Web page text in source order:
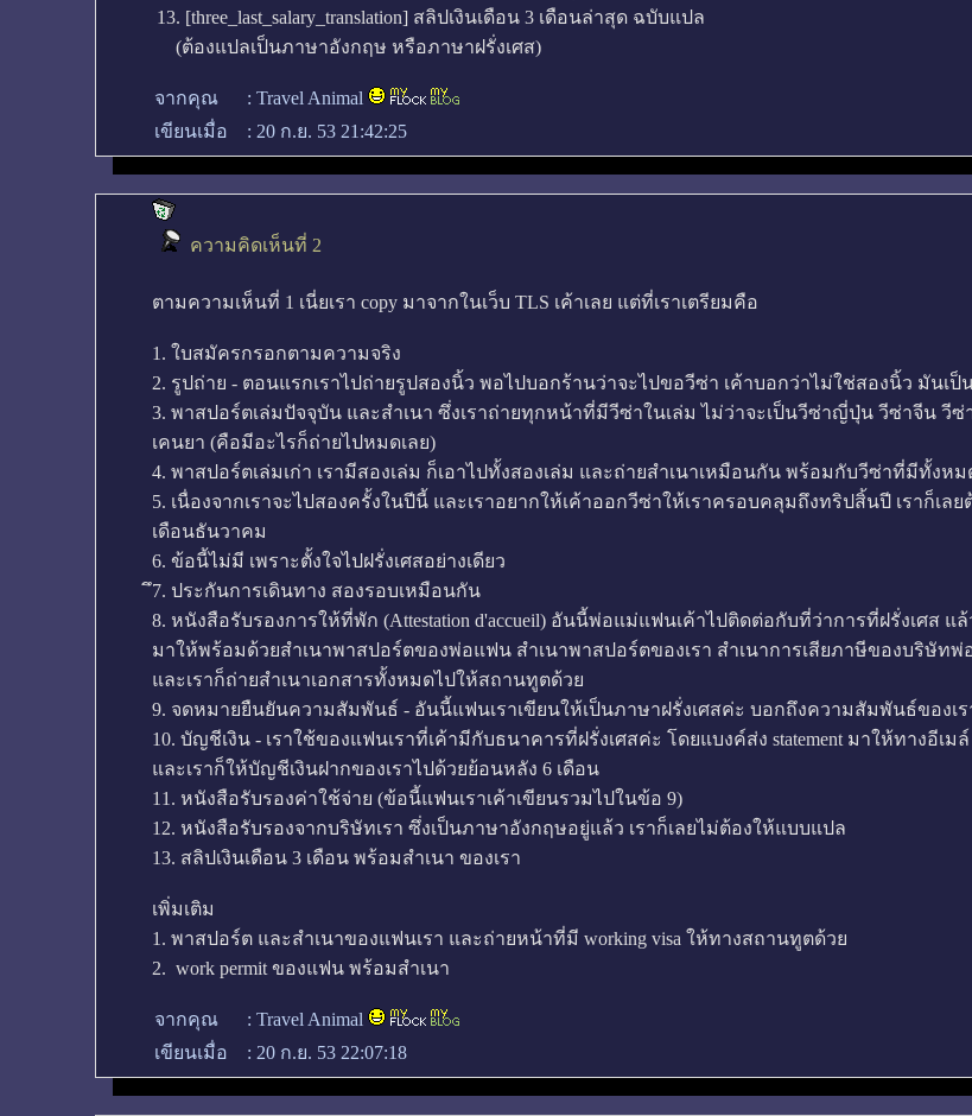
13. [three_last_salary_translation] สลิปเงินเดือน 3 เดือนล่าสุด ฉบับแปล
(ต้องแปลเป็นภาษาอังกฤษ หรือภาษาฝรั่งเศส)
จากคุณ : Travel Animal
เขียนเมื่อ
: 20 ก.ย. 53 21:42:25
ความคิดเห็นที่ 2
ตามความเห็นที่ 1 เนี่ยเรา copy มาจากในเว็บ TLS เค้าเลย แต่ที่เราเตรียมคือ
1. ใบสมัครกรอกตามความจริง
2. รูปถ่าย - ตอนแรกเราไปถ่ายรูปสองนิ้ว พอไปบอกร้านว่าจะไปขอวีซ่า เค้าบอกว่าไม่ใช่สองนิ้ว มันเป็
3. พาสปอร์ตเล่มปัจจุบัน และสำเนา ซึ่งเราถ่ายทุกหน้าที่มีวีซ่าในเล่ม ไม่ว่าจะเป็นวีซ่าญี่ปุ่น วีซ่าจีน วี
เคนยา (คือมีอะไรก็ถ่ายไปหมดเลย)
4. พาสปอร์ตเล่มเก่า เรามีสองเล่ม ก็เอาไปทั้งสองเล่ม และถ่ายสำเนาเหมือนกัน พร้อมกับวีซ่าที่มีทั้งหม
5. เนื่องจากเราจะไปสองครั้งในปีนี้ และเราอยากให้เค้าออกวีซ่าให้เราครอบคลุมถึงทริปสิ้นปี เราก็
เดือนธันวาคม
6. ข้อนี้ไม่มี เพราะตั้งใจไปฝรั่งเศสอย่างเดียว
ึ7. ประกันการเดินทาง สองรอบเหมือนกัน
8. หนังสือรับรองการให้ที่พัก (Attestation d'accueil) อันนี้พ่อแม่แฟนเค้าไปติดต่อกับที่ว่าการที่ฝรั่งเศส แ
มาให้พร้อมด้วยสำเนาพาสปอร์ตของพ่อแฟน สำเนาพาสปอร์ตของเรา สำเนาการเสียภาษีของบริษัท
และเราก็ถ่ายสำเนาเอกสารทั้งหมดไปให้สถานทูตด้วย
9. จดหมายยืนยันความสัมพันธ์ - อันนี้แฟนเราเขียนให้เป็นภาษาฝรั่งเศสค่ะ บอกถึงความสัมพันธ์ของเ
10. บัญชีเงิน - เราใช้ของแฟนเราที่เค้ามีกับธนาคารที่ฝรั่งเศสค่ะ โดยแบงค์ส่ง statement มาให้ทางอีเมล์
และเราก็ให้บัญชีเงินฝากของเราไปด้วยย้อนหลัง 6 เดือน
11. หนังสือรับรองค่าใช้จ่าย (ข้อนี้แฟนเราเค้าเขียนรวมไปในข้อ 9)
12. หนังสือรับรองจากบริษัทเรา ซึ่งเป็นภาษาอังกฤษอยู่แล้ว เราก็เลยไม่ต้องให้แบบแปล
13. สลิปเงินเดือน 3 เดือน พร้อมสำเนา ของเรา
เพิ่มเติม
1. พาสปอร์ต และสำเนาของแฟนเรา และถ่ายหน้าที่มี working visa ให้ทางสถานทูตด้วย
2. work permit ของแฟน พร้อมสำเนา
จากคุณ : Travel Animal
เขียนเมื่อ
: 20 ก.ย. 53 22:07:18